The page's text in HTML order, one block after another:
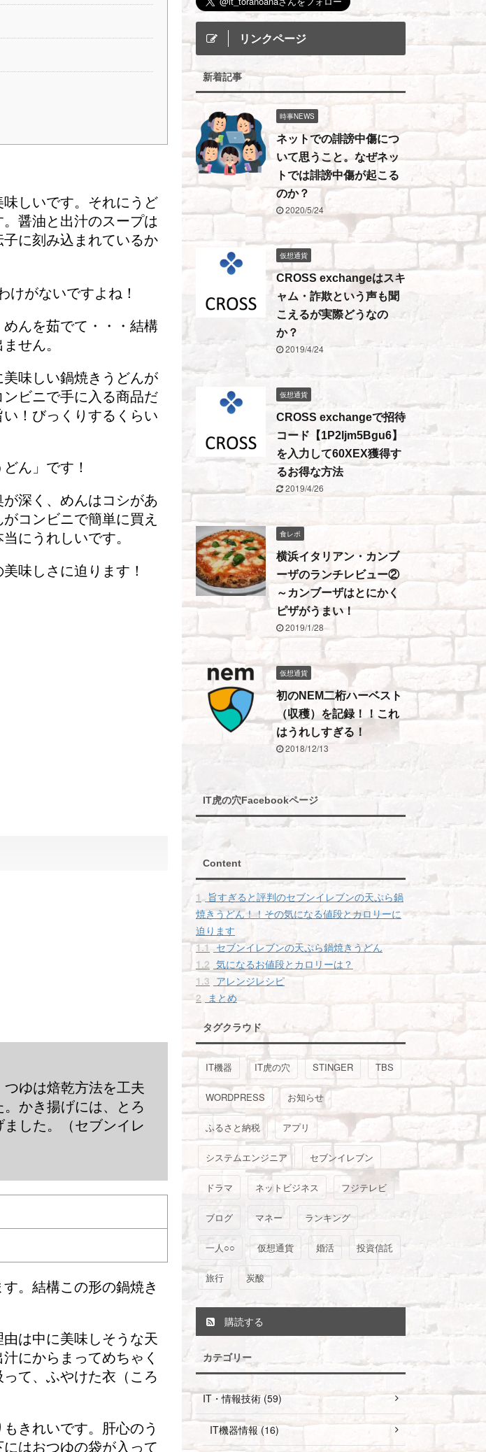
しいです。それにうど
醤油と出汁のスープは
に刻み込まれているか
けがないですよね！
んを茹でて・・・結構
せん。
味しい鍋焼きうどんが
ビニで手に入る商品だ
！びっくりするくらい
ん」です！
深く、めんはコシがあ
コンビニで簡単に買え
にうれしいです。
味しさに迫ります！
ゆは焙乾方法を工夫
かき揚げには、とろ
した。（セブンイレ
。結構この形の鍋焼き
は中に美味しそうな天
にからまってめちゃく
て、ふやけた衣（ころ
きれいです。肝心のう
はおつゆの袋が入って
リンクページ
新着記事
時事NEWS
ネットでの誹謗中傷につ
いて思うこと。なぜネッ
トでは誹謗中傷が起こる
のか？
2020/5/24
仮想通貨
CROSS exchangeはスキ
ャム・詐欺という声も聞
こえるが実際どうなの
か？
2019/4/24
仮想通貨
CROSS exchangeで招待
コード【1P2ljm5Bgu6】
を入力して60XEX獲得す
るお得な方法
2019/4/26
食レポ
横浜イタリアン・カンブ
ーザのランチレビュー②
～カンブーザはとにかく
ピザがうまい！
2019/1/28
仮想通貨
初のNEM二桁ハーベスト
（収穫）を記録！！これ
はうれしすぎる！
2018/12/13
IT虎の穴Facebookページ
Content
1 旨すぎると評判のセブンイレブンの天ぷら鍋
焼きうどん！！その気になる値段とカロリーに
迫ります
1.1 セブンイレブンの天ぷら鍋焼きうどん
1.2 気になるお値段とカロリーは？
1.3 アレンジレシピ
2 まとめ
タグクラウド
IT機器 IT虎の穴 STINGER TBS
WORDPRESS お知らせ
ふるさと納税 アプリ
システムエンジニア セブンイレブン
ドラマ ネットビジネス フジテレビ
ブログ マネー ランキング
一人○○ 仮想通貨 婚活 投資信託
旅行 炭酸
購読する
カテゴリー
IT・情報技術 (59)
IT機器情報 (16)